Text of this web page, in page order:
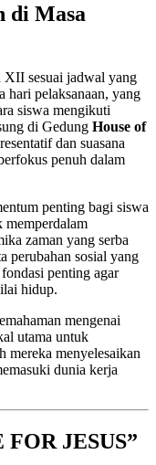
di Masa
sesuai jadwal yang
hari pelaksanaan, yang
siswa mengikuti
di Gedung House of
dan suasana
penuh dalam
penting bagi siswa
zaman yang serba
perubahan sosial yang
penting agar
hidup.
mengenai
utama untuk
mereka menyelesaikan
dunia kerja
FOR JESUS”